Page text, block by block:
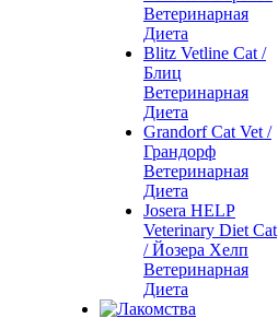
Ветеринарная
Диета
Blitz Vetline Cat /
Блиц
Ветеринарная
Диета
Grandorf Cat Vet /
Грандорф
Ветеринарная
Диета
Josera HELP
Veterinary Diet Cat
/ Йозера Хелп
Ветеринарная
Диета